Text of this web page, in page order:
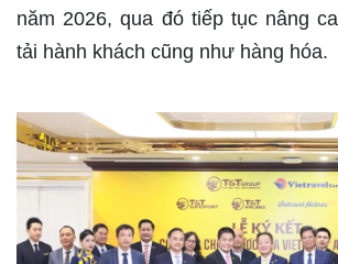
năm 2026, qua đó tiếp tục nâng
tải hành khách cũng như hàng hóa.